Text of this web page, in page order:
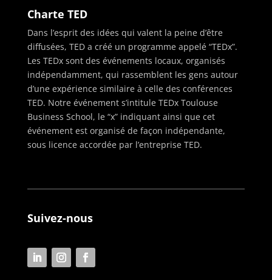
Charte TED
Dans l’esprit des idées qui valent la peine d’être
diffusées, TED a créé un programme appelé “TEDx”.
Les TEDx sont des événements locaux, organisés
indépendamment, qui rassemblent les gens autour
d’une expérience similaire à celle des conférences
TED. Notre événement s’intitule TEDx Toulouse
Business School, le “x” indiquant ainsi que cet
événement est organisé de façon indépendante,
sous licence accordée par l’entreprise TED.
Suivez-nous